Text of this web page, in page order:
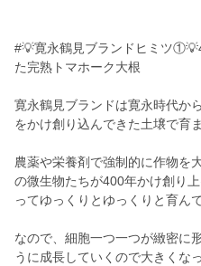
#💡寛永鶴見ブランドヒミツ
た完熟トマホーク大根
寛永鶴見ブランドは寛永時代か
をかけ創り込んできた土壌で育
農薬や栄養剤で強制的に作物を
の微生物たちが400年かけ創り
ってゆっくりとゆっくりと育ん
なので、細胞一つ一つが緻密に
うに成長していくので大きくな